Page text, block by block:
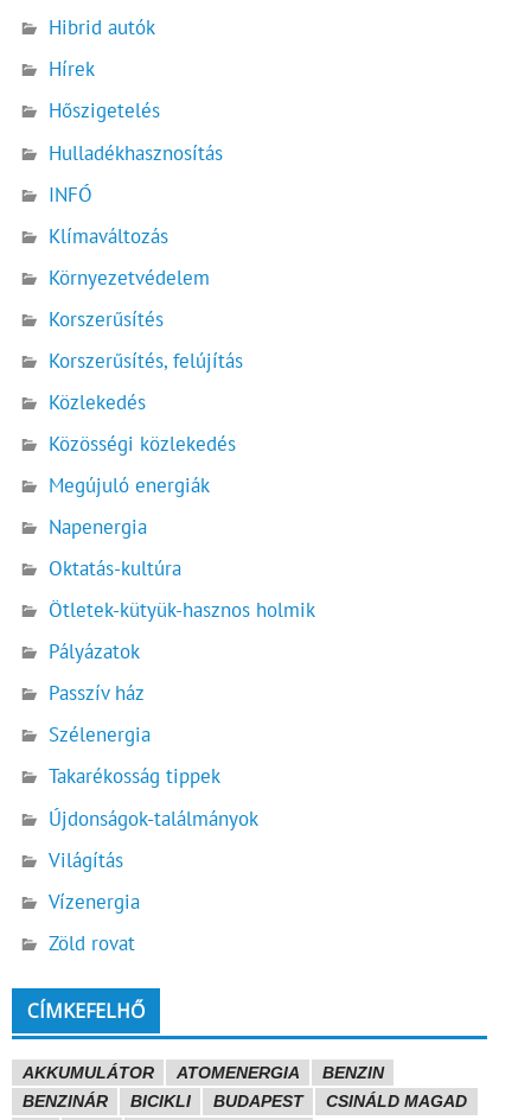
Hibrid autók
Hírek
Hőszigetelés
Hulladékhasznosítás
INFÓ
Klímaváltozás
Környezetvédelem
Korszerűsítés
Korszerűsítés, felújítás
Közlekedés
Közösségi közlekedés
Megújuló energiák
Napenergia
Oktatás-kultúra
Ötletek-kütyük-hasznos holmik
Pályázatok
Passzív ház
Szélenergia
Takarékosság tippek
Újdonságok-találmányok
Világítás
Vízenergia
Zöld rovat
CÍMKEFELHŐ
AKKUMULÁTOR ATOMENERGIA
BENZIN
BENZINÁR
BICIKLI BUDAPEST
CSINÁLD MAGAD